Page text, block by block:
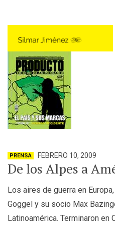
PRENSA FEBRERO 10, 2009
De los Alpes a
Los aires de guerra en
Goggel y su socio Max
Latinoamérica. Terminaron en